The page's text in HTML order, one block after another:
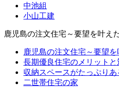
中池組
小山工建
鹿児島の注文住宅～要望を叶え
鹿児島の注文住宅～要望
長期優良住宅のメリットと
収納スペースがたっぷりあ
二世帯住宅の家